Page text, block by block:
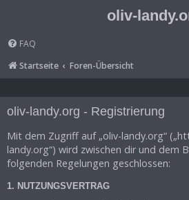
oliv-
FAQ
Startseite
Foren-Übersicht
oliv-landy.org - Registrierung
Mit dem Zugriff auf „oliv-landy.org“
landy.org“) wird zwischen dir und dem
folgenden Regelungen geschlossen:
1. NUTZUNGSVERTRAG